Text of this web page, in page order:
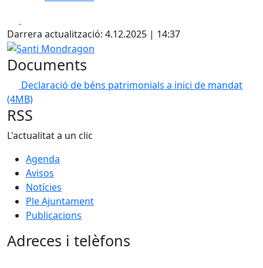
Darrera actualització: 4.12.2025 | 14:37
Santi Mondragon
Documents
Declaració de béns patrimonials a inici de mandat
(4MB)
RSS
L'actualitat a un clic
Agenda
Avisos
Notícies
Ple Ajuntament
Publicacions
Adreces i telèfons